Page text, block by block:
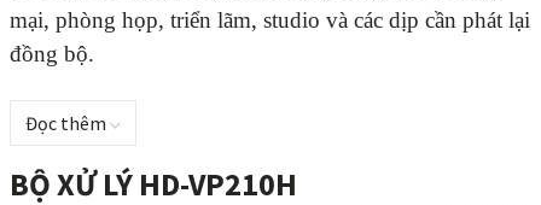
mại, phòng họp, triển lãm, studio và các dịp cần phát lại
đồng bộ.
Đọc thêm
BỘ XỬ LÝ HD-VP210H